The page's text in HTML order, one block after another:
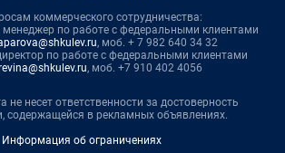
коммерческого сотрудничества:
по работе с федеральными клиентами
, моб. + 7 982 640 34 32
по работе с федеральными клиентами
, моб. +7 910 402 4056
не несет ответственности за достоверность
содержащейся в рекламных объявлениях.
Информация об ограничениях